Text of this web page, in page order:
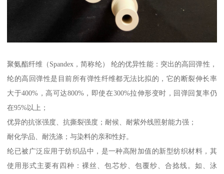
聚氨酯纤维（Spandex，简称纶） 纶的优异性能：突出的高回弹性，
纶的高回弹性是目前所有弹性纤维都无法比拟的，它的断裂伸长率
大于400%，高可达800%，即使在300%拉伸形变时，回弹回复率仍
在95%以上；
优异的抗张强度、抗撕裂强度；耐候、耐紫外线照射能力强；
耐化学品、耐洗涤；与染料的亲和性好。
纶已被广泛应用于纺织品中，是一种高附加值的新型纺织材料，其
使用形式主要有四种：裸丝、包芯纱、包覆纱、合捻线。如、泳